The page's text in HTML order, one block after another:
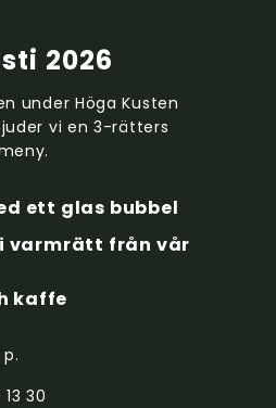
2026
under Höga Kusten
vi en 3-rätters
ett glas bubbel
varmrätt från vår
kaffe
30